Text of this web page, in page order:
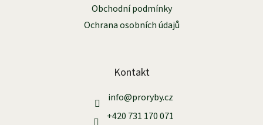
Obchodní podmínky
Ochrana osobních údajů
Kontakt
info@proryby.cz
+420 731 170 071